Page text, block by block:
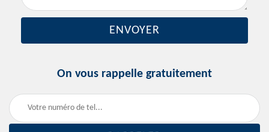
On vous rappelle gratuitement